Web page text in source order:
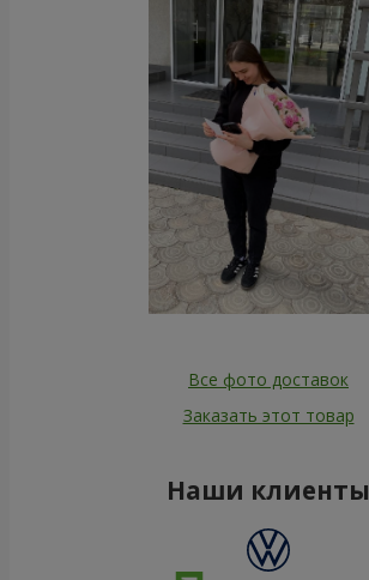
Все фото доставок
Заказать этот товар
Наши клиенты